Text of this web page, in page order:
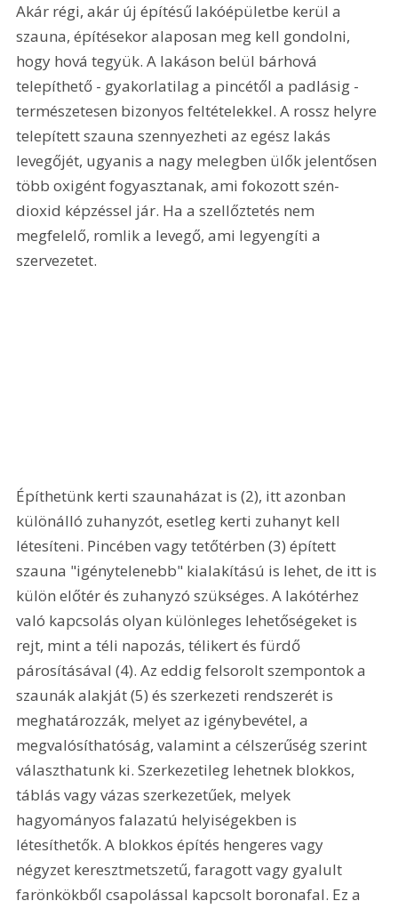
Akár régi, akár új építésű lakóépületbe kerül a
szauna, építésekor alaposan meg kell gondolni,
hogy hová tegyük. A lakáson belül bárhová
telepíthető - gyakorlatilag a pincétől a padlásig -
természetesen bizonyos feltételekkel. A rossz helyre
telepített szauna szennyezheti az egész lakás
levegőjét, ugyanis a nagy melegben ülők jelentősen
több oxigént fogyasztanak, ami fokozott szén-
dioxid képzéssel jár. Ha a szellőztetés nem
megfelelő, romlik a levegő, ami legyengíti a
szervezetet.
Építhetünk kerti szaunaházat is (2), itt azonban
különálló zuhanyzót, esetleg kerti zuhanyt kell
létesíteni. Pincében vagy tetőtérben (3) épített
szauna "igénytelenebb" kialakítású is lehet, de itt is
külön előtér és zuhanyzó szükséges. A lakótérhez
való kapcsolás olyan különleges lehetőségeket is
rejt, mint a téli napozás, télikert és fürdő
párosításával (4). Az eddig felsorolt szempontok a
szaunák alakját (5) és szerkezeti rendszerét is
meghatározzák, melyet az igénybevétel, a
megvalósíthatóság, valamint a célszerűség szerint
választhatunk ki. Szerkezetileg lehetnek blokkos,
táblás vagy vázas szerkezetűek, melyek
hagyományos falazatú helyiségekben is
létesíthetők. A blokkos építés hengeres vagy
négyzet keresztmetszetű, faragott vagy gyalult
farönkökből csapolással kapcsolt boronafal. Ez a